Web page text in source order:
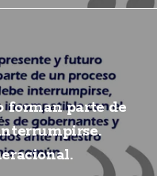
forman parte de